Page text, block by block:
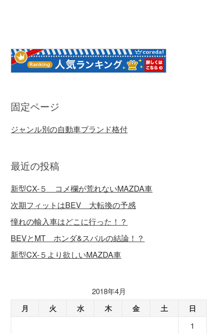
固定ページ
ジャンル別の自動車ブランド格付
最近の投稿
新型CX-５ コメ欄が荒れないMAZDA車
次期フィットはBEV 大転換の予感
憧れの輸入車はどこに行った！？
BEVとMT ホンダ&スバルの結論！？
新型CX-５より欲しいMAZDA車
2018年4月
月 火 水 木 金 土 日
1